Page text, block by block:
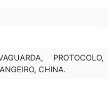
PROTOCOLO,
CHINA.